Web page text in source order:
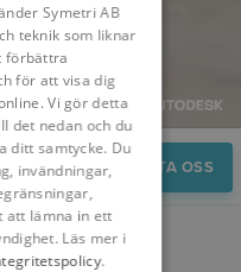
KONTAKTA OSS
Symetri AB
teknik som liknar
förbättra
för att visa dig
Vi gör detta
det nedan och du
ditt samtycke. Du
invändningar,
att lämna in ett
Läs mer i
.